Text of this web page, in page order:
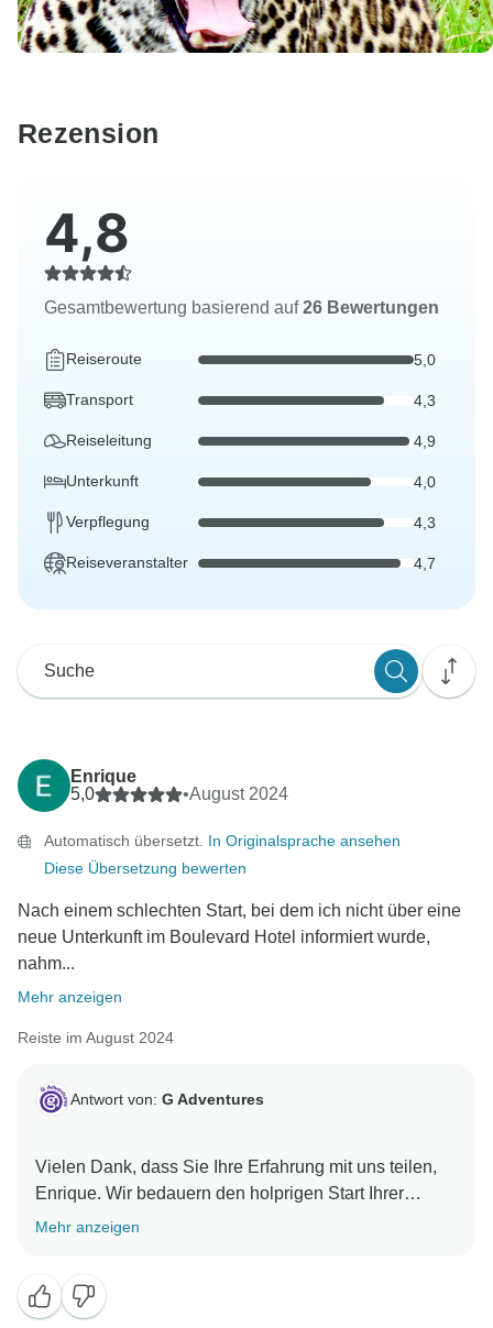
Rezension
4,8
Gesamtbewertung basierend auf26 Bewertungen
Reiseroute 5,0
Transport 4,3
Reiseleitung 4,9
Unterkunft 4,0
Verpflegung 4,3
Reiseveranstalter 4,7
Enrique
5,0
•August 2024
Automatisch übersetzt. In Originalsprache ansehen
Diese Übersetzung bewerten
Nach einem schlechten Start, bei dem ich nicht über eine
neue Unterkunft im Boulevard Hotel informiert wurde,
nahm...
Mehr anzeigen
Reiste im August 2024
Antwort von: G Adventures
Vielen Dank, dass Sie Ihre Erfahrung mit uns teilen,
Enrique. Wir bedauern den holprigen Start Ihrer
Reise, freuen uns aber, dass sie sich für Sie gewendet
Mehr anzeigen